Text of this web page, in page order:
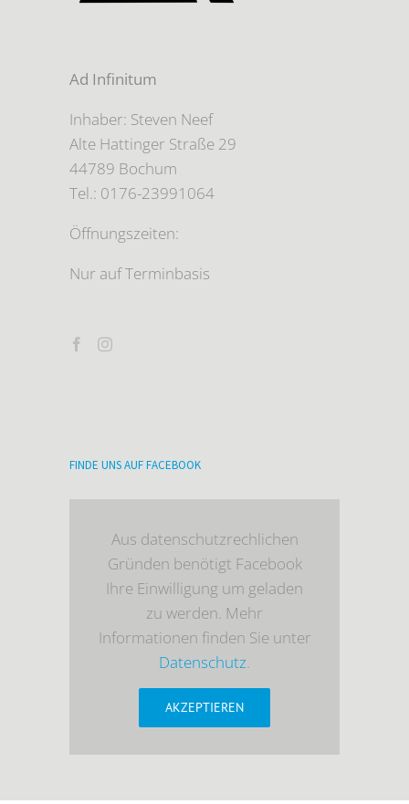
Ad Infinitum
Inhaber: Steven Neef
Alte Hattinger Straße 29
44789 Bochum
Tel.: 0176-23991064
Öffnungszeiten:
Nur auf Terminbasis
FINDE UNS AUF FACEBOOK
Aus datenschutzrechlichen
Gründen benötigt Facebook
Ihre Einwilligung um geladen
zu werden. Mehr
Informationen finden Sie unter
Datenschutz.
AKZEPTIEREN